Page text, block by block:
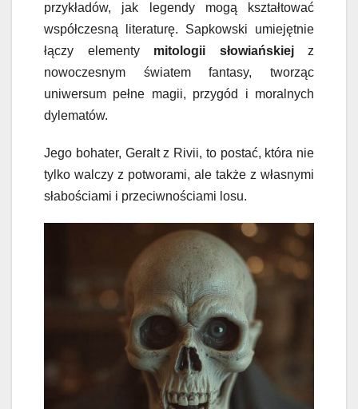
przykładów, jak legendy mogą kształtować
współczesną literaturę. Sapkowski umiejętnie
łączy elementy mitologii słowiańskiejz
nowoczesnym światem fantasy, tworząc
uniwersum pełne magii, przygód i moralnych
dylematów.
Jego bohater, Geralt z Rivii, to postać, która nie
tylko walczy z potworami, ale także z własnymi
słabościami i przeciwnościami losu.